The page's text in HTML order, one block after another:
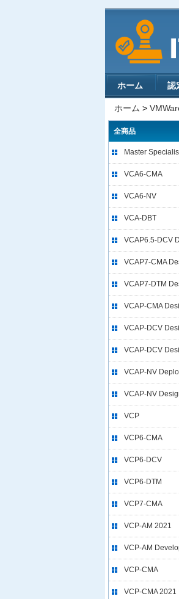
ホーム 認
ホーム >
全商品
Master
VCA6-CMA
VCA6-NV
VCA-DBT
VCAP6.5-DCV
VCAP7-CMA
VCAP7-DTM
VCAP-CMA
VCAP-DCV
VCAP-DCV
VCAP-NV
VCAP-NV
VCP
VCP6-CMA
VCP6-DCV
VCP6-DTM
VCP7-CMA
VCP-AM 2021
VCP-AM
VCP-CMA
VCP-CMA 2021